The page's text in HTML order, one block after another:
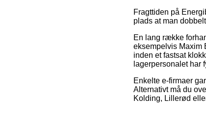
Fragttiden på
plads at man
En lang række
eksempelvis Maxim
inden et fastsat
lagerpersonalet har
Enkelte e-firmaer
Alternativt må du
Kolding, Lillerød